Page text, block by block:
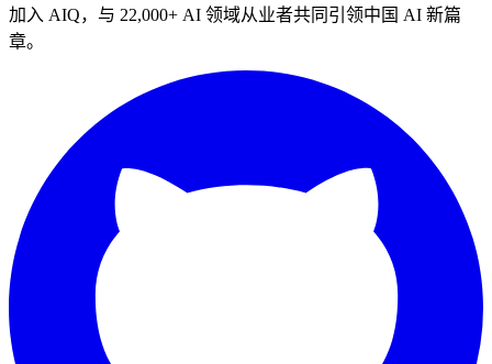
加入 AIQ，与 22,000+ AI 领域从业者共同引领中国 AI 新篇
章。